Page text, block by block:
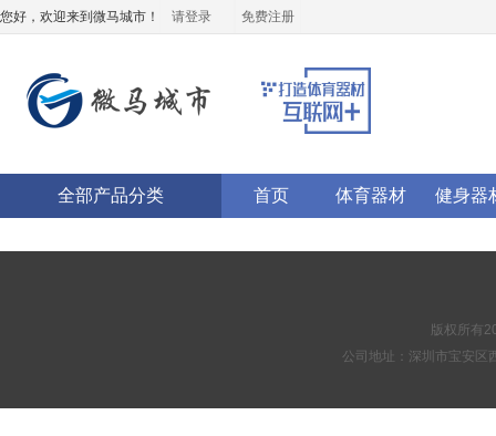
您好，欢迎来到微马城市！ 请登录 免费注册
全部产品分类 首页 体育器材 健身器
版权所有
公司地址：深圳市宝安